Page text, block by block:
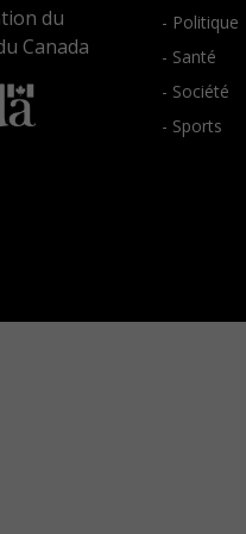
du
Canada
- Politique
- Santé
- Société
- Sports